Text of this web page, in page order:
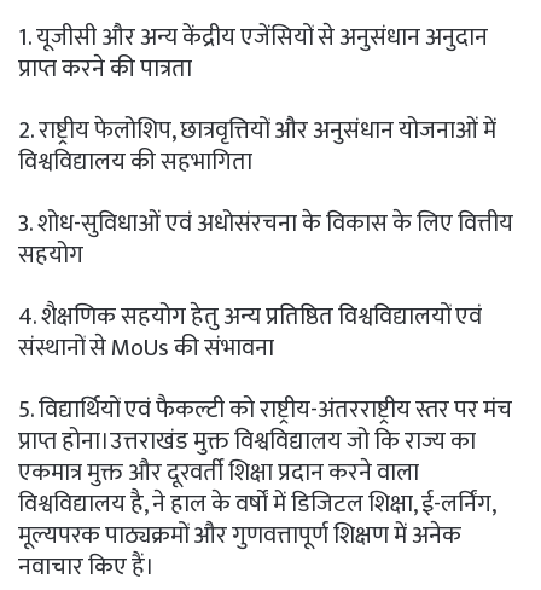
1. यूजीसी और अन्य केंद्रीय एजेंसियों से अनुसंधान अनुदान
प्राप्त करने की पात्रता
2. राष्ट्रीय फेलोशिप, छात्रवृत्तियों और अनुसंधान योजनाओं में
विश्वविद्यालय की सहभागिता
3. शोध-सुविधाओं एवं अधोसंरचना के विकास के लिए वित्तीय
सहयोग
4. शैक्षणिक सहयोग हेतु अन्य प्रतिष्ठित विश्वविद्यालयों एवं
संस्थानों से MoUs की संभावना
5. विद्यार्थियों एवं फैकल्टी को राष्ट्रीय-अंतरराष्ट्रीय स्तर पर मंच
प्राप्त होना।उत्तराखंड मुक्त विश्वविद्यालय जो कि राज्य का
एकमात्र मुक्त और दूरवर्ती शिक्षा प्रदान करने वाला
विश्वविद्यालय है, ने हाल के वर्षों में डिजिटल शिक्षा, ई-लर्निंग,
मूल्यपरक पाठ्यक्रमों और गुणवत्तापूर्ण शिक्षण में अनेक
नवाचार किए हैं।